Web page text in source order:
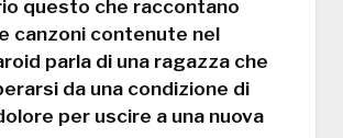
questo che raccontano
canzoni contenute nel
parla di una ragazza che
da una condizione di
per uscire a una nuova